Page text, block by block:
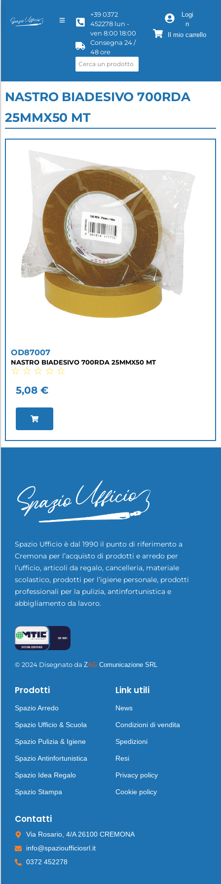
+39 0372
452278 lun -
ven 8:00 18:00
Consegna 24 /
48 ore
Logi
n
Il mio carrello
NASTRO BIADESIVO 700RDA
25MMX50 MT
OD87007
NASTRO BIADESIVO 700RDA 25MMX50 MT
☆ ☆ ☆ ☆ ☆
5,08 €
Spazio Ufficio è dal 1990 il punto di riferimento a
Cremona per l’acquisto di prodotti e arredo per
l’ufficio, articoli da regalo, cancelleria, materiale
scolastico, prodotti per l’igiene personale, prodotti
professionali per la pulizia, antinfortunistica e
abbigliamento da lavoro.
© 2024 Disegnato da ZAG Comunicazione SRL
Prodotti
Spazio Arredo
Spazio Ufficio & Scuola
Spazio Pulizia & Igiene
Spazio Antinfortunistica
Spazio Idea Regalo
Spazio Stampa
Link utili
News
Condizioni di vendita
Spedizioni
Resi
Privacy policy
Cookie policy
Contatti
Via Rosario, 4/A 26100 CREMONA
info@spazioufficiosrl.it
0372 452278